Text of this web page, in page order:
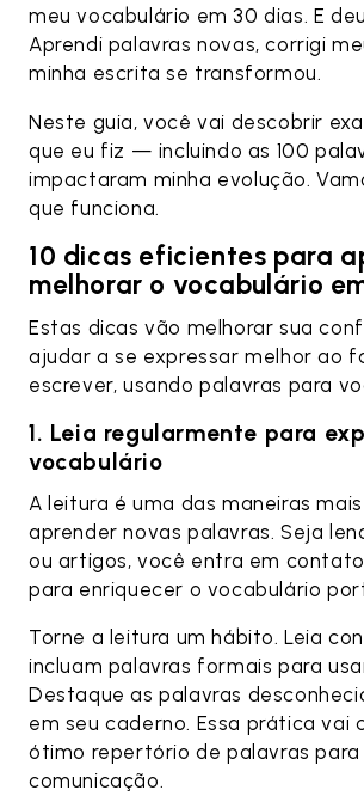
meu vocabulário em 30 dias. E
Aprendi palavras novas, corrigi
minha escrita se transformou.
Neste guia, você vai descobrir
que eu fiz — incluindo as 100
impactaram minha evolução.
que funciona.
10 dicas eficientes para
melhorar o vocabulário
Estas dicas vão melhorar sua
ajudar a se expressar melhor ao
escrever, usando palavras para
1. Leia regularmente para
vocabulário
A leitura é uma das maneiras
aprender novas palavras. Seja
ou artigos, você entra em
para enriquecer o vocabulário
Torne a leitura um hábito. Leia
incluam palavras formais para
Destaque as palavras
em seu caderno. Essa prática vai
ótimo repertório de palavras para
comunicação.